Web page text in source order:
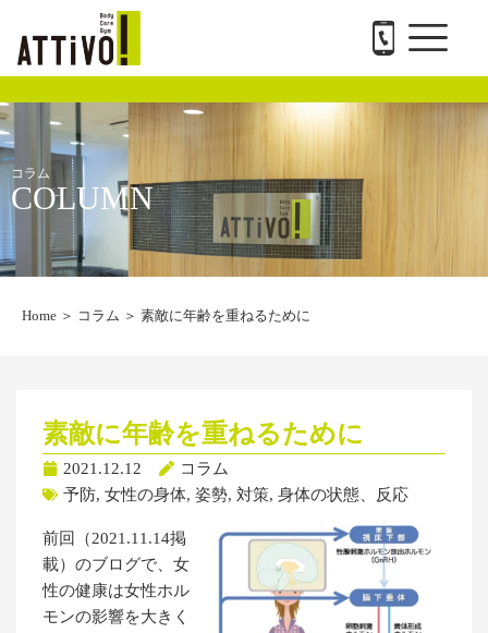
キ
ッ
プ
メ
ニ
ュ
ー
コラム
COLUMN
Home ＞ コラム ＞ 素敵に年齢を重ねるために
素敵に年齢を重ねるために
2021.12.12
コラム
予防, 女性の身体, 姿勢, 対策, 身体の状態、反応
前回（2021.11.14掲
載）のブログで、女
性の健康は女性ホル
モンの影響を大きく